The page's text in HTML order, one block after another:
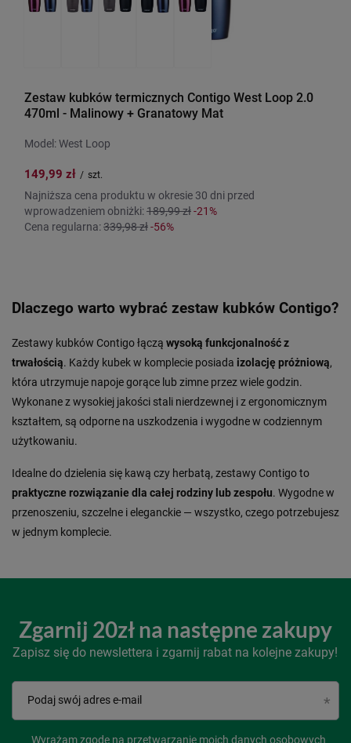
Zestaw kubków termicznych Contigo West Loop 2.0
470ml - Malinowy + Granatowy Mat
Model: West Loop
149,99 zł / szt.
Najniższa cena produktu w okresie 30 dni przed
wprowadzeniem obniżki:189,99 zł-21%
Cena regularna:339,98 zł-56%
Dlaczego warto wybrać zestaw kubków Contigo?
Zestawy kubków Contigo łączą wysoką funkcjonalność z
trwałością. Każdy kubek w komplecie posiada izolację próżniową,
która utrzymuje napoje gorące lub zimne przez wiele godzin.
Wykonane z wysokiej jakości stali nierdzewnej i z ergonomicznym
kształtem, są odporne na uszkodzenia i wygodne w codziennym
użytkowaniu.
Idealne do dzielenia się kawą czy herbatą, zestawy Contigo to
praktyczne rozwiązanie dla całej rodziny lub zespołu. Wygodne w
przenoszeniu, szczelne i eleganckie — wszystko, czego potrzebujesz
w jednym komplecie.
Zgarnij 20zł na następne zakupy
Zapisz się do newslettera i zgarnij rabat na kolejne zakupy!
Podaj swój adres e-mail
Wyrażam zgodę na przetwarzanie moich danych osobowych